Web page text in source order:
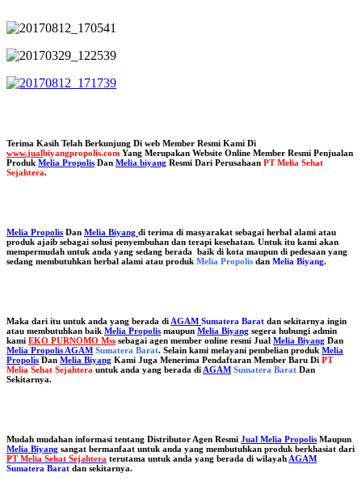
Terima Kasih Telah Berkunjung Di web Member Resmi Kami Di
www.jualbiyangpropolis.com Yang Merupakan Website Online Member Resmi Penjualan
Produk Melia Propolis Dan Melia biyang Resmi Dari Perusahaan PT Melia Sehat
Sejahtera.
Melia Propolis Dan Melia Biyang di terima di masyarakat sebagai herbal alami atau
produk ajaib sebagai solusi penyembuhan dan terapi kesehatan. Untuk itu kami akan
mempermudah untuk anda yang sedang berada baik di kota maupun di pedesaan yang
sedang membutuhkan herbal alami atau produk Melia Propolis dan Melia Biyang.
Maka dari itu untuk anda yang berada di AGAM Sumatera Barat dan sekitarnya ingin
atau membutuhkan baik Melia Propolis maupun Melia Biyang segera hubungi admin
kami EKO PURNOMO Mss sebagai agen member online resmi Jual Melia Biyang Dan
Melia Propolis AGAM Sumatera Barat. Selain kami melayani pembelian produk Melia
Propolis Dan Melia Biyang Kami Juga Menerima Pendaftaran Member Baru Di PT
Melia Sehat Sejahtera untuk anda yang berada di AGAM Sumatera Barat Dan
Sekitarnya.
Mudah mudahan informasi tentang Distributor Agen Resmi Jual Melia Propolis Maupun
Melia Biyang sangat bermanfaat untuk anda yang membutuhkan produk berkhasiat dari
PT Melia Sehat Sejahtera terutama untuk anda yang berada di wilayah AGAM
Sumatera Barat dan sekitarnya.